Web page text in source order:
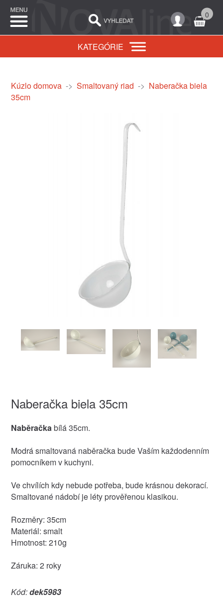
0
KATEGÓRIE
Kúzlo domova-> Smaltovaný riad -> Naberačka biela
35cm
Naberačka biela 35cm
Naběračkabílá 35cm.
Modrá smaltovaná naběračka bude Vaším každodenním
pomocníkem v kuchyni.
Ve chvílích kdy nebude potřeba, bude krásnou dekorací.
Smaltované nádobí je léty prověřenou klasikou.
Rozměry: 35cm
Materiál: smalt
Hmotnost: 210g
Záruka: 2 roky
Kód:dek5983